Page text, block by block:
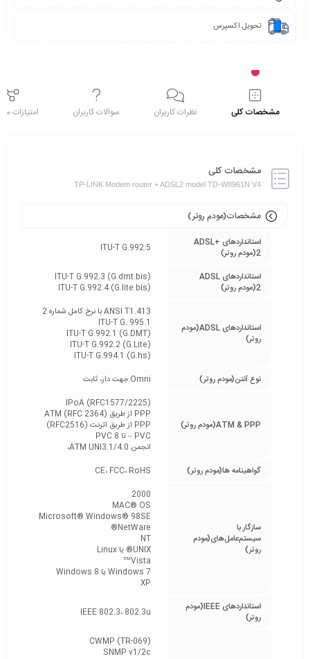
تحویل اکسپرس
مشخصات کلی نظرات کاربران سوالات کاربران امتیازات
مشخصات کلی
TP-LINK Modem router + ADSL2 model TD-W8961N V4
مشخصات(مودم روتر)
استانداردهای +ADSL
2(مودم روتر)
ITU-T G.992.5
استانداردهای ADSL
2(مودم روتر)
ITU-T G.992.3 (G.dmt.bis)
ITU-T G.992.4 (G.lite.bis)
استانداردهای ADSL(مودم
روتر)
ANSI T1.413 با نرخ کامل شماره 2
ITU-T G. 995.1
ITU-T G.992.1 (G.DMT)
ITU-T G.992.2 (G.Lite)
ITU-T G.994.1 (G.hs)
نوع آنتن(مودم روتر)
Omni جهت دار، ثابت
ATM & PPP(مودم روتر)
IPoA (RFC1577/2225)
PPP از طریق ATM (RFC 2364)
PPP از طریق اترنت (RFC2516)
PVC – تا 8 PVC
انجمن ATM UNI3.1/4.0،
گواهینامه‌ ها(مودم روتر)
CE، FCC، RoHS
سازگار با
سیستم‌عامل‌های(مودم
روتر)
2000
MAC® OS
Microsoft® Windows® 98SE
NetWare®
NT
UNIX® یا Linux
Vista™
Windows 7 یا Windows 8
XP
استانداردهای IEEE(مودم
روتر)
IEEE 802.3، 802.3u
CWMP (TR-069)
SNMP v1/2c